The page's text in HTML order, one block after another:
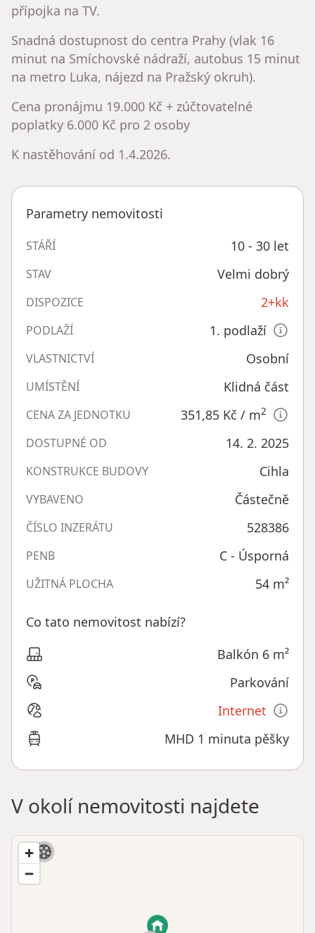
přípojka na TV.
Snadná dostupnost do centra Prahy (vlak 16
minut na Smíchovské nádraží, autobus 15 minut
na metro Luka, nájezd na Pražský okruh).
Cena pronájmu 19.000 Kč + zúčtovatelné
poplatky 6.000 Kč pro 2 osoby
K nastěhování od 1.4.2026.
Parametry nemovitosti
STÁŘÍ 10 - 30 let
STAV Velmi dobrý
DISPOZICE 2+kk
PODLAŽÍ 1. podlaží
VLASTNICTVÍ Osobní
UMÍSTĚNÍ Klidná část
CENA ZA JEDNOTKU 351,85 Kč / m2
DOSTUPNÉ OD 14. 2. 2025
KONSTRUKCE BUDOVY Cihla
VYBAVENO Částečně
ČÍSLO INZERÁTU 528386
PENB C - Úsporná
UŽITNÁ PLOCHA 54 m²
Co tato nemovitost nabízí?
Balkón 6 m²
Parkování
Internet
MHD 1 minuta pěšky
V okolí nemovitosti najdete